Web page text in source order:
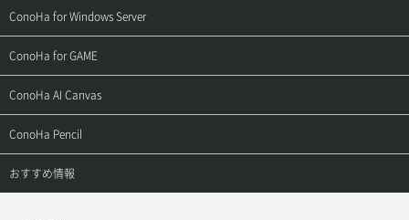
用語集
お問い合わせ
ご利用ガイド
お乗り換えガイド
よくある質問
サポートトップ
ご利用ガイド
APIドキュメントVPS2.0
APIドキュメントVPS3.0
ConoHa for Windows Server
サポートトップ
ご利用ガイド
APIドキュメントVPS2.0
APIドキュメントVPS3.0
ConoHa for GAME
サポートトップ
ご利用ガイド
ConoHa AI Canvas
サポートトップ
ご利用ガイド
ConoHa Pencil
サポートトップ
おすすめ情報